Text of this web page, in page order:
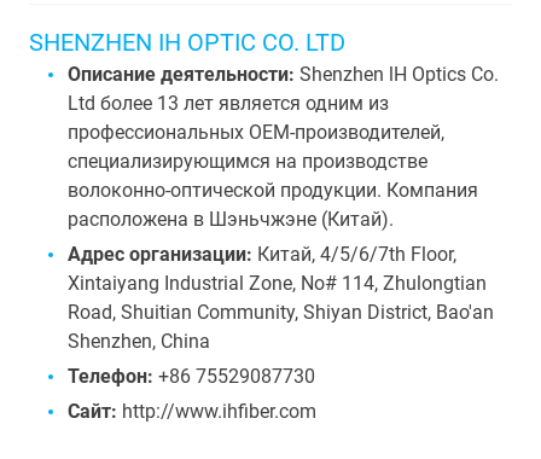
SHENZHEN IH OPTIC CO. LTD
Описание деятельности: Shenzhen lH Optics Co.
Ltd более 13 лет является одним из
профессиональных OEM-производителей,
специализирующимся на производстве
волоконно-оптической продукции. Компания
расположена в Шэньчжэне (Китай).
Адрес организации: Китай, 4/5/6/7th Floor,
Xintaiyang Industrial Zone, No# 114, Zhulongtian
Road, Shuitian Community, Shiyan District, Bao'an
Shenzhen, China
Телефон: +86 75529087730
Сайт: http://www.ihfiber.com